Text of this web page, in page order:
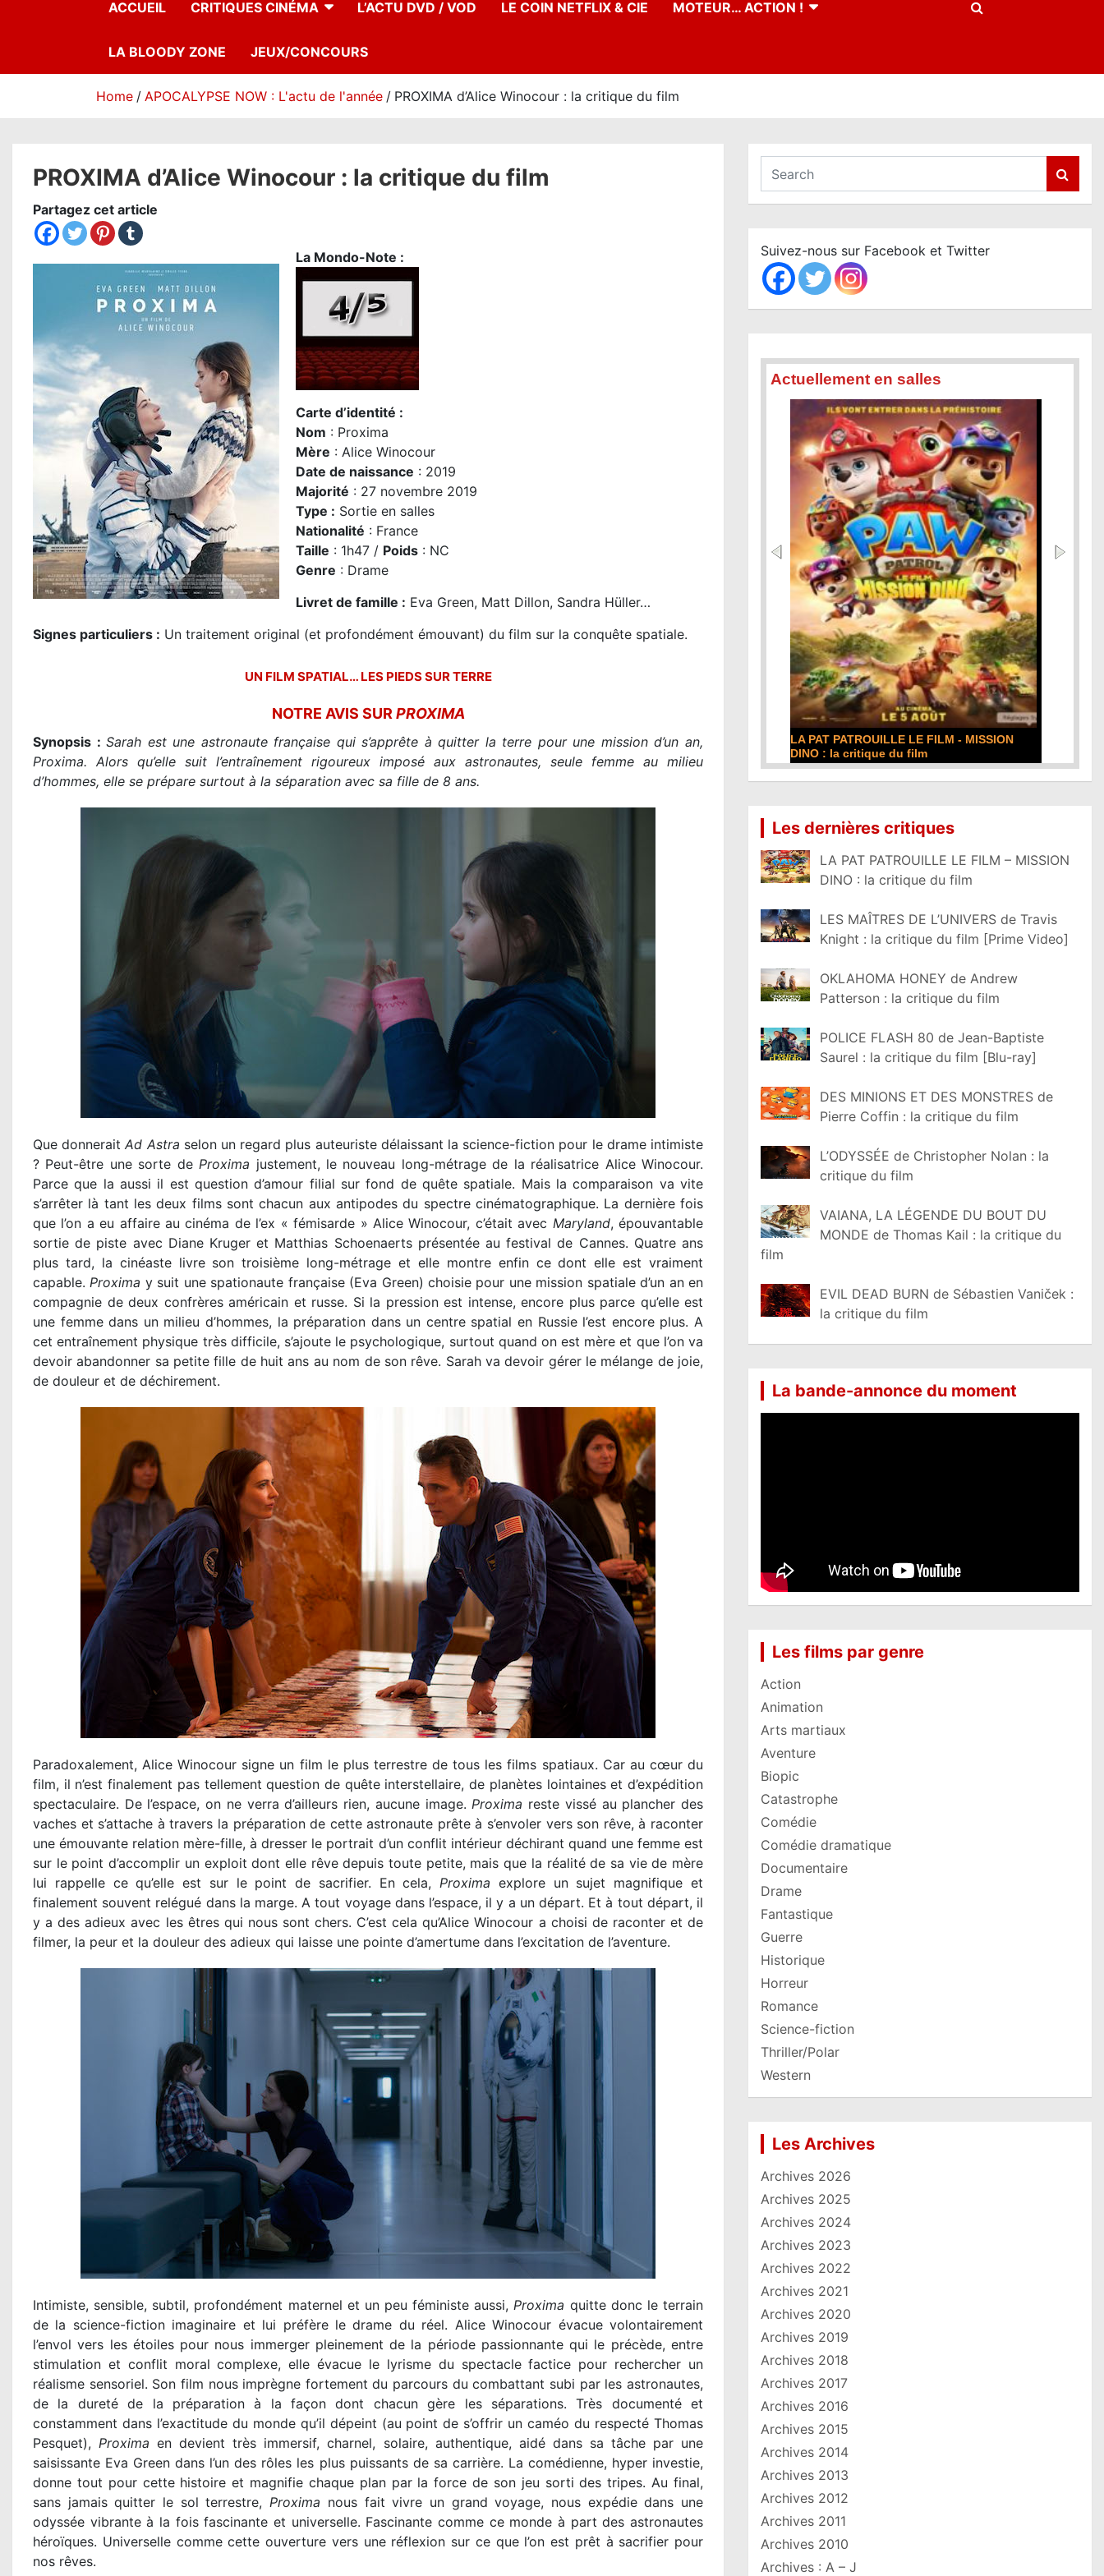
ACCUEIL CRITIQUES CINÉMA L’ACTU DVD / VOD LE COIN NETFLIX & CIE MOTEUR… ACTION !
LA BLOODY ZONE JEUX/CONCOURS
Home APOCALYPSE NOW : L'actu de l'année PROXIMA d’Alice Winocour : la critique du film
PROXIMA d’Alice Winocour : la critique du film
Partagez cet article
La Mondo-Note :
Carte d’identité :
Nom : Proxima
Mère : Alice Winocour
Date de naissance : 2019
Majorité : 27 novembre 2019
Type : Sortie en salles
Nationalité : France
Taille : 1h47 / Poids : NC
Genre : Drame
Livret de famille : Eva Green, Matt Dillon, Sandra Hüller…
Signes particuliers : Un traitement original (et profondément émouvant) du film sur la conquête spatiale.
UN FILM SPATIAL… LES PIEDS SUR TERRE
NOTRE AVIS SURPROXIMA
Synopsis :Sarah est une astronaute française qui s’apprête à quitter la terre pour une mission d’un an,
Proxima. Alors qu’elle suit l’entraînement rigoureux imposé aux astronautes, seule femme au milieu
d’hommes, elle se prépare surtout à la séparation avec sa fille de 8 ans.
Que donneraitAd Astra selon un regard plus auteuriste délaissant la science-fiction pour le drame intimiste
? Peut-être une sorte deProxima justement, le nouveau long-métrage de la réalisatrice Alice Winocour.
Parce que la aussi il est question d’amour filial sur fond de quête spatiale. Mais la comparaison va vite
s’arrêter là tant les deux films sont chacun aux antipodes du spectre cinématographique. La dernière fois
que l’on a eu affaire au cinéma de l’ex « fémisarde » Alice Winocour, c’était avec Maryland, épouvantable
sortie de piste avec Diane Kruger et Matthias Schoenaerts présentée au festival de Cannes. Quatre ans
plus tard, la cinéaste livre son troisième long-métrage et elle montre enfin ce dont elle est vraiment
capable.Proxima y suit une spationaute française (Eva Green) choisie pour une mission spatiale d’un an en
compagnie de deux confrères américain et russe. Si la pression est intense, encore plus parce qu’elle est
une femme dans un milieu d’hommes, la préparation dans un centre spatial en Russie l’est encore plus. A
cet entraînement physique très difficile, s’ajoute le psychologique, surtout quand on est mère et que l’on va
devoir abandonner sa petite fille de huit ans au nom de son rêve. Sarah va devoir gérer le mélange de joie,
de douleur et de déchirement.
Paradoxalement, Alice Winocour signe un film le plus terrestre de tous les films spatiaux. Car au cœur du
film, il n’est finalement pas tellement question de quête interstellaire, de planètes lointaines et d’expédition
spectaculaire. De l’espace, on ne verra d’ailleurs rien, aucune image.Proxima reste vissé au plancher des
vaches et s’attache à travers la préparation de cette astronaute prête à s’envoler vers son rêve, à raconter
une émouvante relation mère-fille, à dresser le portrait d’un conflit intérieur déchirant quand une femme est
sur le point d’accomplir un exploit dont elle rêve depuis toute petite, mais que la réalité de sa vie de mère
lui rappelle ce qu’elle est sur le point de sacrifier. En cela,Proxima explore un sujet magnifique et
finalement souvent relégué dans la marge. A tout voyage dans l’espace, il y a un départ. Et à tout départ, il
y a des adieux avec les êtres qui nous sont chers. C’est cela qu’Alice Winocour a choisi de raconter et de
filmer, la peur et la douleur des adieux qui laisse une pointe d’amertume dans l’excitation de l’aventure.
Intimiste, sensible, subtil, profondément maternel et un peu féministe aussi,Proxima quitte donc le terrain
de la science-fiction imaginaire et lui préfère le drame du réel. Alice Winocour évacue volontairement
l’envol vers les étoiles pour nous immerger pleinement de la période passionnante qui le précède, entre
stimulation et conflit moral complexe, elle évacue le lyrisme du spectacle factice pour rechercher un
réalisme sensoriel. Son film nous imprègne fortement du parcours du combattant subi par les astronautes,
de la dureté de la préparation à la façon dont chacun gère les séparations. Très documenté et
constamment dans l’exactitude du monde qu’il dépeint (au point de s’offrir un caméo du respecté Thomas
Pesquet),Proxima en devient très immersif, charnel, solaire, authentique, aidé dans sa tâche par une
saisissante Eva Green dans l’un des rôles les plus puissants de sa carrière. La comédienne, hyper investie,
donne tout pour cette histoire et magnifie chaque plan par la force de son jeu sorti des tripes. Au final,
sans jamais quitter le sol terrestre,Proxima nous fait vivre un grand voyage, nous expédie dans une
odyssée vibrante à la fois fascinante et universelle. Fascinante comme ce monde à part des astronautes
héroïques. Universelle comme cette ouverture vers une réflexion sur ce que l’on est prêt à sacrifier pour
nos rêves.
a
c
h
Suivez-nous sur Facebook et Twitter
Actuellement en salles
LA PAT PATROUILLE LE FILM - MISSION
DINO : la critique du film
DE LA COMÉDIE-FRANÇAISE : la critique du
film
Les dernières critiques
LA PAT PATROUILLE LE FILM – MISSION
DINO : la critique du film
LES MAÎTRES DE L’UNIVERS de Travis
Knight : la critique du film [Prime Video]
OKLAHOMA HONEY de Andrew
Patterson : la critique du film
POLICE FLASH 80 de Jean-Baptiste
Saurel : la critique du film [Blu-ray]
DES MINIONS ET DES MONSTRES de
Pierre Coffin : la critique du film
L’ODYSSÉE de Christopher Nolan : la
critique du film
VAIANA, LA LÉGENDE DU BOUT DU
MONDE de Thomas Kail : la critique du
film
EVIL DEAD BURN de Sébastien Vaniček :
la critique du film
La bande-annonce du moment
Les films par genre
Action
Animation
Arts martiaux
Aventure
Biopic
Catastrophe
Comédie
Comédie dramatique
Documentaire
Drame
Fantastique
Guerre
Historique
Horreur
Romance
Science-fiction
Thriller/Polar
Western
Les Archives
Archives 2026
Archives 2025
Archives 2024
Archives 2023
Archives 2022
Archives 2021
Archives 2020
Archives 2019
Archives 2018
Archives 2017
Archives 2016
Archives 2015
Archives 2014
Archives 2013
Archives 2012
Archives 2011
Archives 2010
Archives : A – J